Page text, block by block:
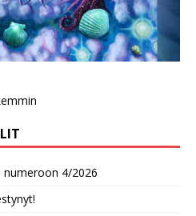
numeroon 4/2026